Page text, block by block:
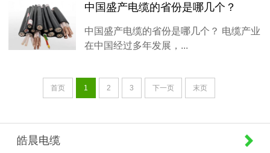
中国盛产电缆的省份是哪几个？
中国盛产电缆的省份是哪几个？ 电缆产业
在中国经过多年发展，...
首页 1 2 3 下一页 末页
皓晨电缆